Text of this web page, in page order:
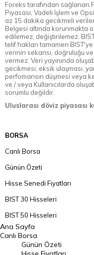
Foreks tarafından sağlanan
Piyasası, Vadeli İşlem ve
az 15 dakika gecikmeli
Belgesi altında korunmakta
edilemez, değiştirilemez.
telif hakları tamamen
verinin sekansı, doğruluğu
vermez. Veri yayınında
gecikmesi, eksik ulaşması,
perfomansın düşmesi veya
ve / veya Kullanıcılarda
sorumlu değildir.
Uluslarası döviz piyasası
BORSA
Canlı Borsa
Günün Özeti
Hisse Senedi Fiyatları
BIST 30 Hisseleri
BIST 50 Hisseleri
BIST 100 Hisseleri
En Çok Artan Hisseler
Ana Sayfa
Canlı Borsa
Günün Özeti